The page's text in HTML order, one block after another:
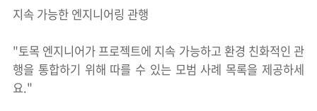
지속 가능한 엔지니어링 관행
"토목 엔지니어가 프로젝트에 지속 가능하고 환경 친화적인 관
행을 통합하기 위해 따를 수 있는 모범 사례 목록을 제공하세
요."